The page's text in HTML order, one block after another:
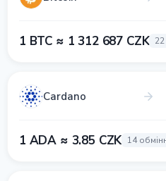
1 BTC ≈ 1 312 687 CZK
Cardano
1 ADA ≈ 3.85 CZK 14